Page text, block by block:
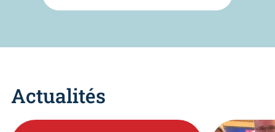
Actualités